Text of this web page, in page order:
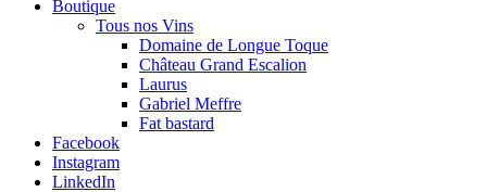
Boutique
Tous nos Vins
Domaine de Longue Toque
Château Grand Escalion
Laurus
Gabriel Meffre
Fat bastard
Facebook
Instagram
LinkedIn